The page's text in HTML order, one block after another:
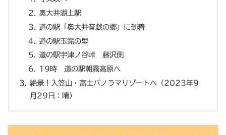
奥大井湖上駅
道の駅「奥大井音戯の郷」に到着
道の駅玉露の里
道の駅宇津ノ谷峠 藤沢側
19時 道の駅朝霧高原へ
絶景！入笠山・富士パノラマリゾートへ（2023年9
月29日：晴）